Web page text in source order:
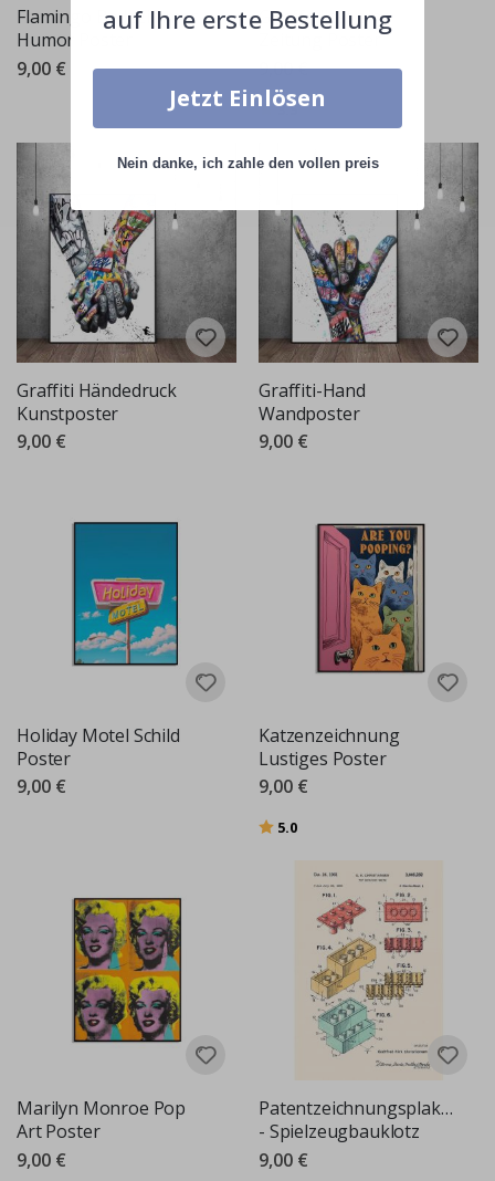
Flamingo Badezimmer
Humor Poster
9,00 €
Giraffe liest eine
Zeitung Poster
9,00 €
Bewertung:
3.5von 5 Sternen
Graffiti Händedruck
Kunstposter
9,00 €
Graffiti-Hand
Wandposter
9,00 €
Holiday Motel Schild
Poster
9,00 €
Katzenzeichnung
Lustiges Poster
9,00 €
Bewertung:
5.0
Marilyn Monroe Pop
Art Poster
9,00 €
Patentzeichnungsplakat
- Spielzeugbauklotz
9,00 €
auf Ihre erste Bestellung
Jetzt Einlösen
Nein danke, ich zahle den vollen preis